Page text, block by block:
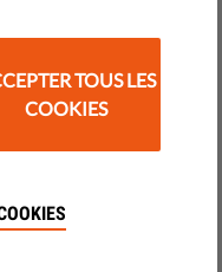
TOUS LES
COOKIES